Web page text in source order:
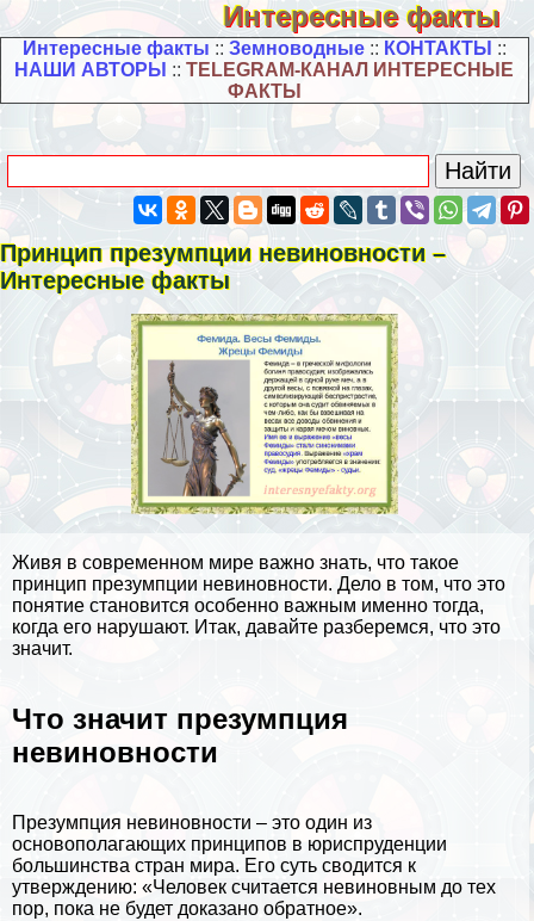
Интересные факты
Интересные факты :: Земноводные:: КОНТАКТЫ ::
НАШИ АВТОРЫ ::TELEGRAM-КАНАЛ ИНТЕРЕСНЫЕ
ФАКТЫ
Принцип презумпции невиновности –
Интересные факты
Живя в современном мире важно знать, что такое
принцип презумпции невиновности. Дело в том, что это
понятие становится особенно важным именно тогда,
когда его нарушают. Итак, давайте разберемся, что это
значит.
Что значит презумпция
невиновности
Презумпция невиновности – это один из
основополагающих принципов в юриспруденции
большинства стран мира. Его суть сводится к
утверждению: «Человек считается невиновным до тех
пор, пока не будет доказано обратное».